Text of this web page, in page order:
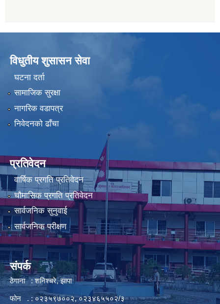
विधुतीय शुसासन सेवा
घटना दर्ता
सामाजिक सुरक्षा
नागरिक वडापत्र
निवेदनको ढाँचा
प्रतिवेदन
वार्षिक प्रगति प्रतिवेदन
चौमासिक प्रगति प्रतिवेदन
सार्वजनिक सुनुवाई
सार्वजनिक परीक्षण
संपर्क
ठेगाना : शनिश्चरे, झापा
फोन . : ०२३५९७००२, ०२३४६५५०२/३